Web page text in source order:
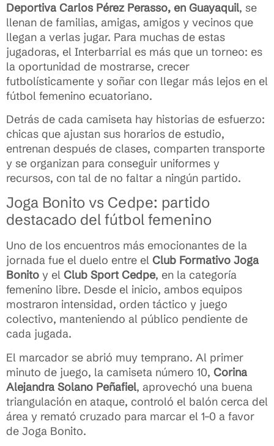
Deportiva Carlos Pérez Perasso, en Guayaquil, se
llenan de familias, amigas, amigos y vecinos que
llegan a verlas jugar. Para muchas de estas
jugadoras, el Interbarrial es más que un torneo: es
la oportunidad de mostrarse, crecer
futbolísticamente y soñar con llegar más lejos en el
fútbol femenino ecuatoriano.
Detrás de cada camiseta hay historias de esfuerzo:
chicas que ajustan sus horarios de estudio,
entrenan después de clases, comparten transporte
y se organizan para conseguir uniformes y
recursos, con tal de no faltar a ningún partido.
Joga Bonito vs Cedpe: partido
destacado del fútbol femenino
Uno de los encuentros más emocionantes de la
jornada fue el duelo entre el Club Formativo Joga
Bonito y el Club Sport Cedpe, en la categoría
femenino libre. Desde el inicio, ambos equipos
mostraron intensidad, orden táctico y juego
colectivo, manteniendo al público pendiente de
cada jugada.
El marcador se abrió muy temprano. Al primer
minuto de juego, la camiseta número 10, Corina
Alejandra Solano Peñafiel, aprovechó una buena
triangulación en ataque, controló el balón cerca del
área y remató cruzado para marcar el 1–0 a favor
de Joga Bonito.